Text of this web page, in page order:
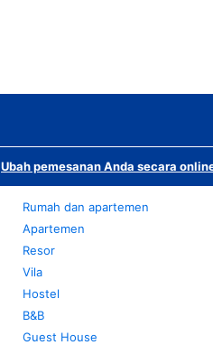
Ubah pemesanan Anda secara
Rumah dan apartemen
Apartemen
Resor
Vila
Hostel
B&B
Guest House